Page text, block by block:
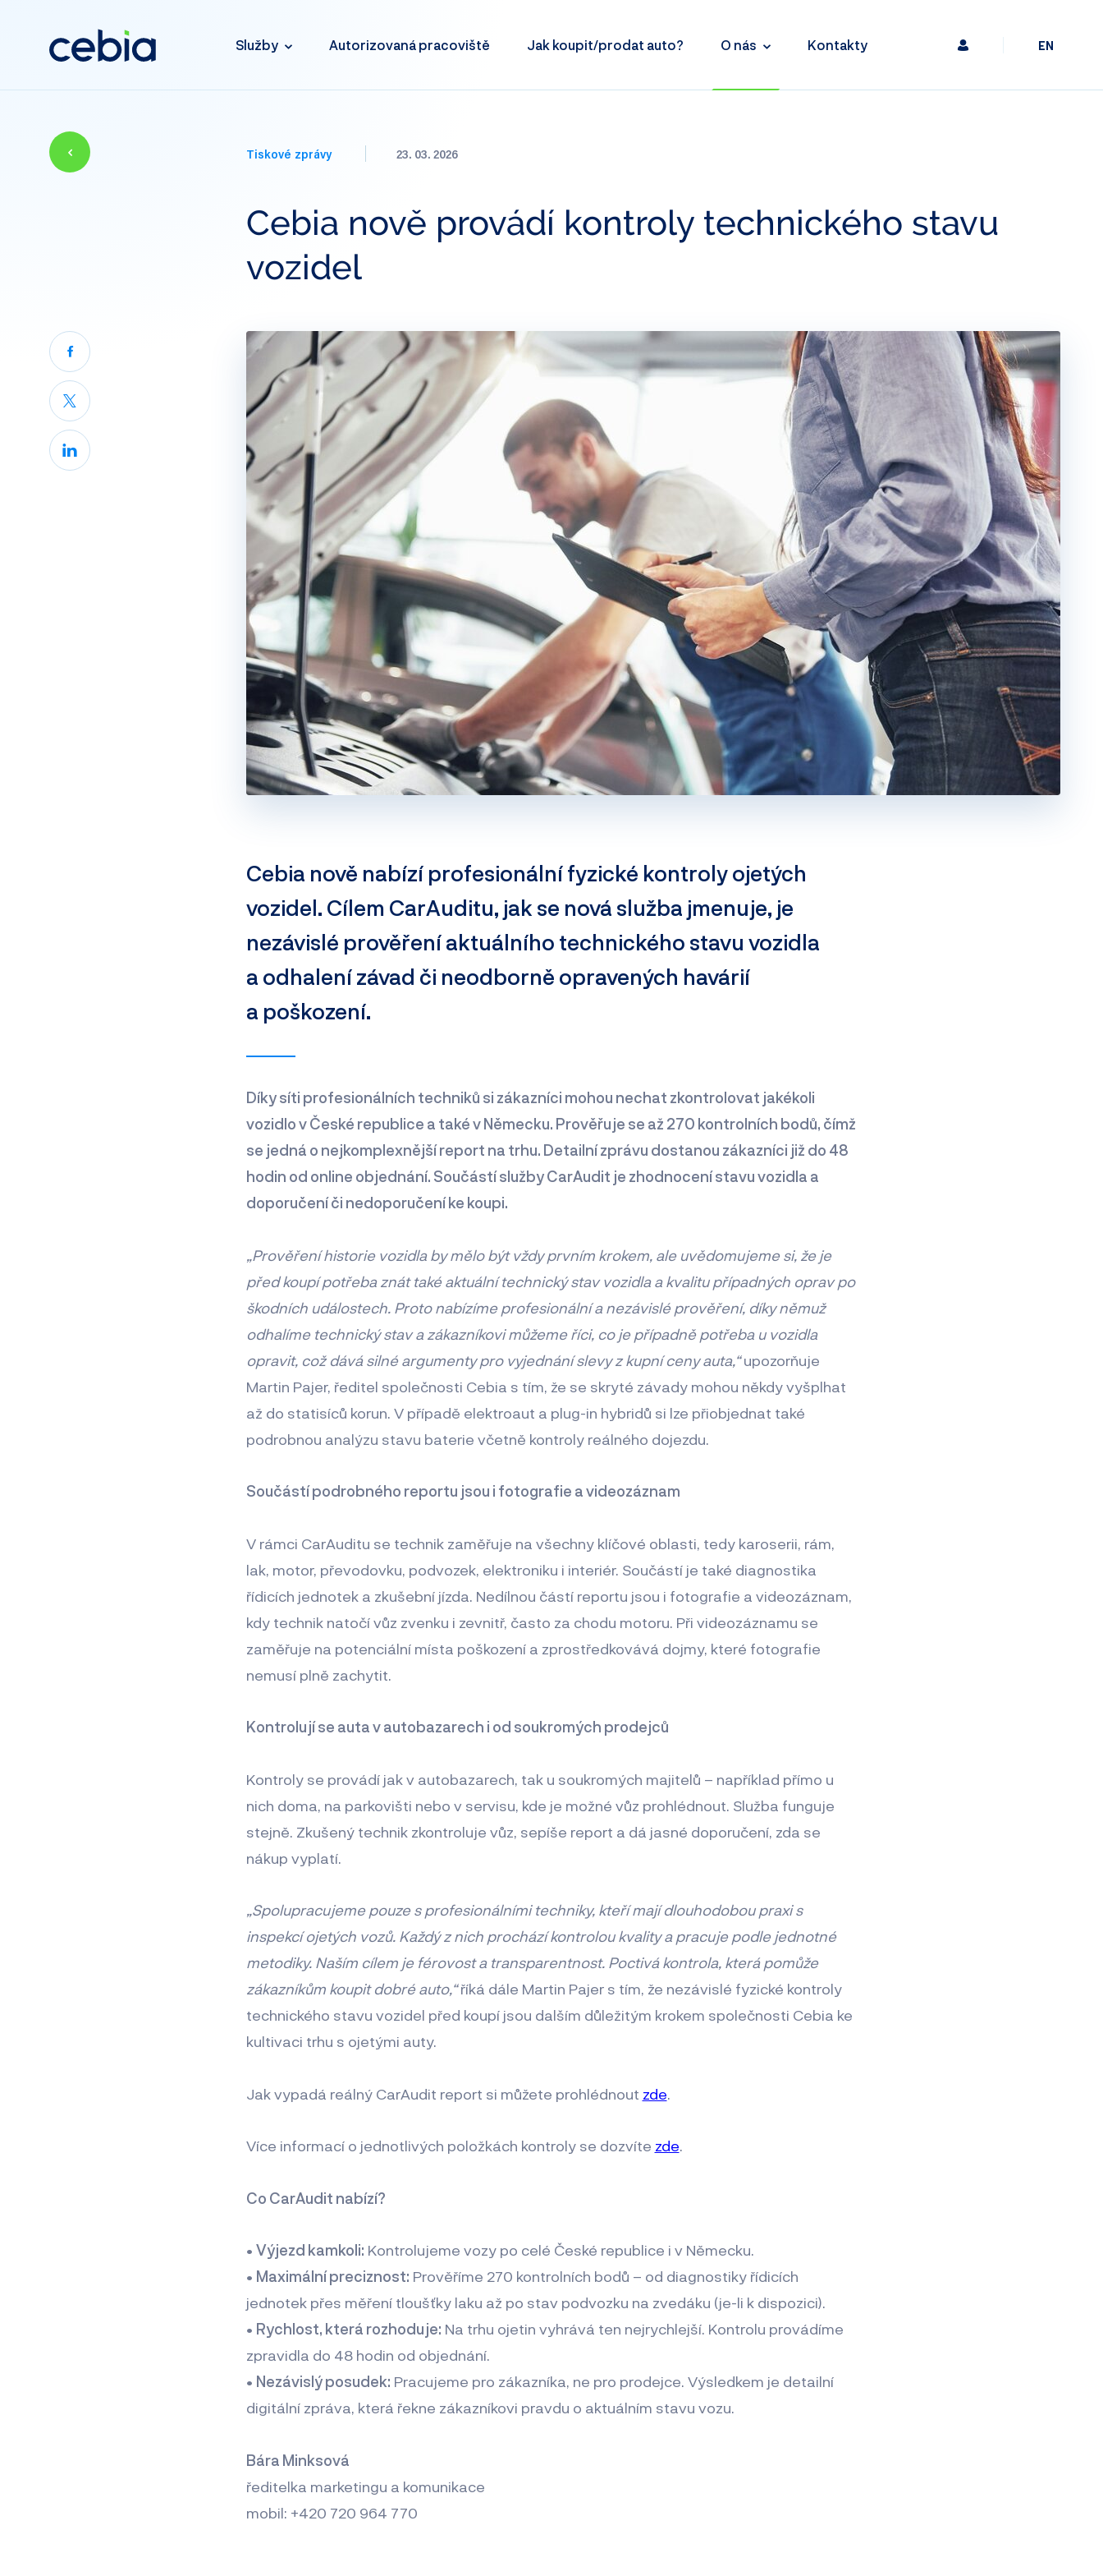
Služby Autorizovaná pracoviště Jak koupit/prodat auto? O nás Kontakty EN
Cebia nově provádí kontroly technického stavu
vozidel
Tiskové zprávy 23. 03. 2026
Cebia nově nabízí profesionální fyzické kontroly ojetých
vozidel. Cílem CarAuditu, jak se nová služba jmenuje, je
nezávislé prověření aktuálního technického stavu vozidla
a odhalení závad či neodborně opravených havárií
a poškození.
Díky síti profesionálních techniků si zákazníci mohou nechat zkontrolovat jakékoli
vozidlo v České republice a také v Německu. Prověřuje se až 270 kontrolních bodů, čímž
se jedná o nejkomplexnější report na trhu. Detailní zprávu dostanou zákazníci již do 48
hodin od online objednání. Součástí služby CarAudit je zhodnocení stavu vozidla a
doporučení či nedoporučení ke koupi.
„Prověření historie vozidla by mělo být vždy prvním krokem, ale uvědomujeme si, že je
před koupí potřeba znát také aktuální technický stav vozidla a kvalitu případných oprav po
škodních událostech. Proto nabízíme profesionální a nezávislé prověření, díky němuž
odhalíme technický stav a zákazníkovi můžeme říci, co je případně potřeba u vozidla
opravit, což dává silné argumenty pro vyjednání slevy z kupní ceny auta,“upozorňuje
Martin Pajer, ředitel společnosti Cebia s tím, že se skryté závady mohou někdy vyšplhat
až do statisíců korun. V případě elektroaut a plug-in hybridů si lze přiobjednat také
podrobnou analýzu stavu baterie včetně kontroly reálného dojezdu.
Součástí podrobného reportu jsou i fotografie a videozáznam
V rámci CarAuditu se technik zaměřuje na všechny klíčové oblasti, tedy karoserii, rám,
lak, motor, převodovku, podvozek, elektroniku i interiér. Součástí je také diagnostika
řídicích jednotek a zkušební jízda. Nedílnou částí reportu jsou i fotografie a videozáznam,
kdy technik natočí vůz zvenku i zevnitř, často za chodu motoru. Při videozáznamu se
zaměřuje na potenciální místa poškození a zprostředkovává dojmy, které fotografie
nemusí plně zachytit.
Kontrolují se auta v autobazarech i od soukromých prodejců
Kontroly se provádí jak v autobazarech, tak u soukromých majitelů – například přímo u
nich doma, na parkovišti nebo v servisu, kde je možné vůz prohlédnout. Služba funguje
stejně. Zkušený technik zkontroluje vůz, sepíše report a dá jasné doporučení, zda se
nákup vyplatí.
„Spolupracujeme pouze s profesionálními techniky, kteří mají dlouhodobou praxi s
inspekcí ojetých vozů. Každý z nich prochází kontrolou kvality a pracuje podle jednotné
metodiky. Naším cílem je férovost a transparentnost. Poctivá kontrola, která pomůže
zákazníkům koupit dobré auto,“říká dále Martin Pajer s tím, že nezávislé fyzické kontroly
technického stavu vozidel před koupí jsou dalším důležitým krokem společnosti Cebia ke
kultivaci trhu s ojetými auty.
Jak vypadá reálný CarAudit report si můžete prohlédnout zde.
Více informací o jednotlivých položkách kontroly se dozvíte zde.
Co CarAudit nabízí?
• Výjezd kamkoli: Kontrolujeme vozy po celé České republice i v Německu.
• Maximální preciznost: Prověříme 270 kontrolních bodů – od diagnostiky řídicích
jednotek přes měření tloušťky laku až po stav podvozku na zvedáku (je-li k dispozici).
• Rychlost, která rozhoduje: Na trhu ojetin vyhrává ten nejrychlejší. Kontrolu provádíme
zpravidla do 48 hodin od objednání.
• Nezávislý posudek: Pracujeme pro zákazníka, ne pro prodejce. Výsledkem je detailní
digitální zpráva, která řekne zákazníkovi pravdu o aktuálním stavu vozu.
Bára Minksová
ředitelka marketingu a komunikace
mobil: +420 720 964 770